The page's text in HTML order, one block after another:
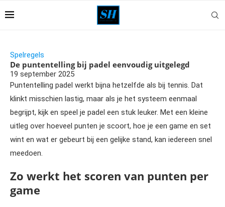
Spelregels
De puntentelling bij padel eenvoudig uitgelegd
19 september 2025
Puntentelling padel werkt bijna hetzelfde als bij tennis. Dat
klinkt misschien lastig, maar als je het systeem eenmaal
begrijpt, kijk en speel je padel een stuk leuker. Met een kleine
uitleg over hoeveel punten je scoort, hoe je een game en set
wint en wat er gebeurt bij een gelijke stand, kan iedereen snel
meedoen.
Zo werkt het scoren van punten per
game